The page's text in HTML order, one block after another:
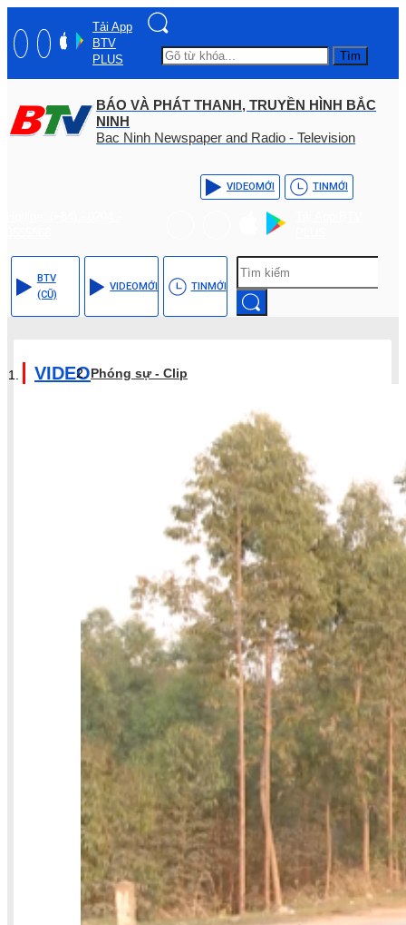
Tải App
BTV
PLUS
Tìm
BÁO VÀ PHÁT THANH, TRUYỀN HÌNH BẮC
NINH
Bac Ninh Newspaper and Radio - Television
VIDEOMỚI TINMỚI
BTV
(CŨ)
VIDEOMỚI TINMỚI
VIDEOPhóng sự - Clip